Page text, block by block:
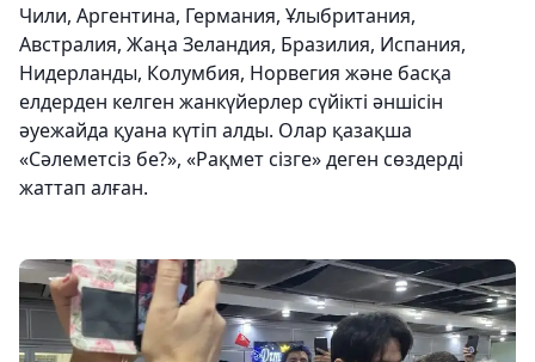
Чили, Аргентина, Германия, Ұлыбритания,
Австралия, Жаңа Зеландия, Бразилия, Испания,
Нидерланды, Колумбия, Норвегия және басқа
елдерден келген жанкүйерлер сүйікті әншісін
әуежайда қуана күтіп алды. Олар қазақша
«Сәлеметсіз бе?», «Рақмет сізге» деген сөздерді
жаттап алған.